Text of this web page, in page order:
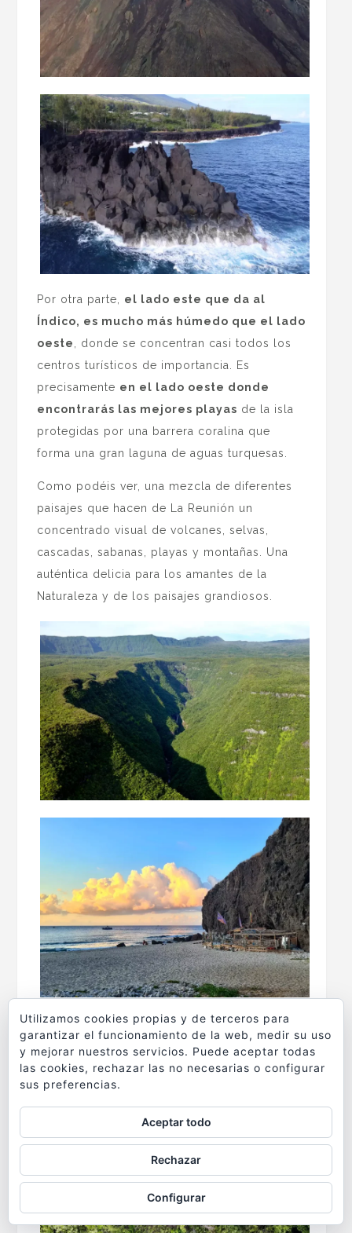
Por otra parte, el lado este que da al
Índico, es mucho más húmedo que el lado
oeste
, donde se concentran casi todos los
centros turísticos de importancia. Es
precisamente en el lado oeste donde
encontrarás las mejores playas de la isla
protegidas por una barrera coralina que
forma una gran laguna de aguas turquesas.
Como podéis ver, una mezcla de diferentes
paisajes que hacen de La Reunión un
concentrado visual de volcanes, selvas,
cascadas, sabanas, playas y montañas. Una
auténtica delicia para los amantes de la
Naturaleza y de los paisajes grandiosos.
Utilizamos cookies propias y de terceros para
garantizar el funcionamiento de la web, medir su uso
y mejorar nuestros servicios. Puede aceptar todas
las cookies, rechazar las no necesarias o configurar
sus preferencias.
Aceptar todo
Rechazar
Configurar